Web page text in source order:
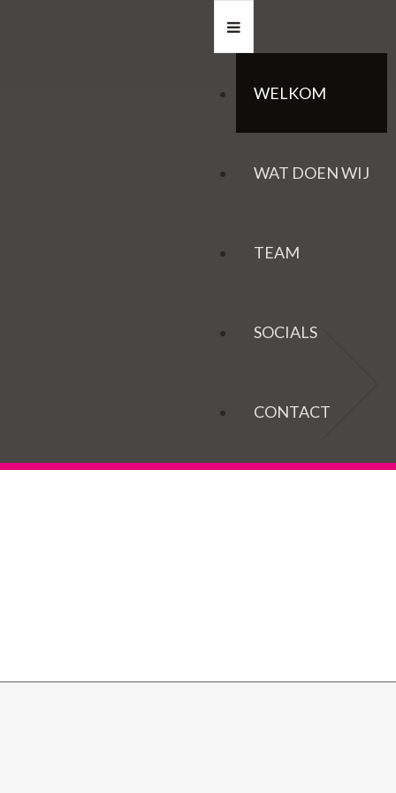
WELKOM
WAT DOEN WIJ
TEAM
SOCIALS
CONTACT